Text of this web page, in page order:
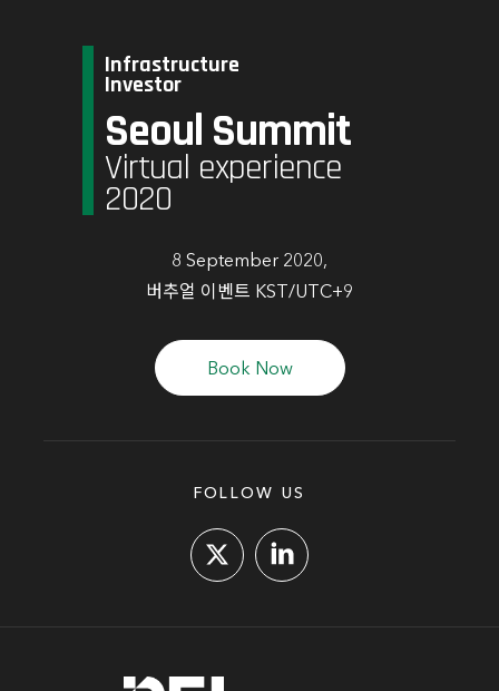
Infrastructure
Investor
Seoul Summit
Virtual experience
2020
8 September 2020,
버추얼 이벤트 KST/UTC+9
Book Now
FOLLOW US